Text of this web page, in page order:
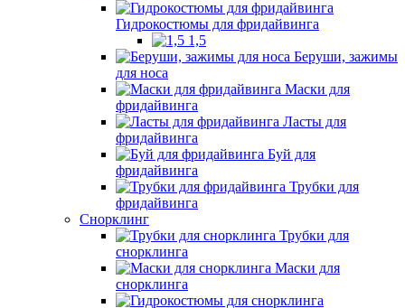
Гидрокостюмы для фридайвинга
1,5
Беруши, зажимы
для носа
Маски для
фридайвинга
Ласты для
фридайвинга
Буй для
фридайвинга
Трубки для
фридайвинга
Снорклинг
Трубки для
снорклинга
Маски для
снорклинга